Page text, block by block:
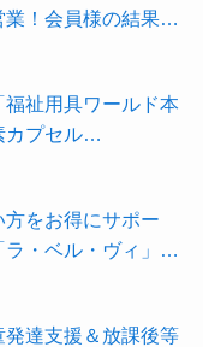
！会員様の結果を
祉用具ワールド本
カプセル
」で夏バテ撃退★
をお得にサポー
・ベル・ヴィ」か
届きました！
達支援＆放課後等